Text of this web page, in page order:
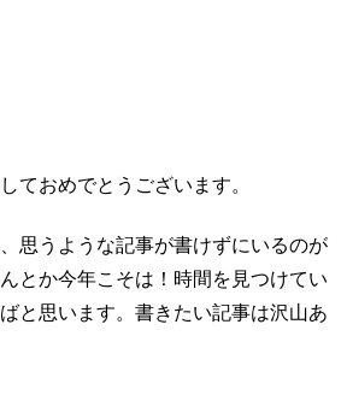
ておめでとうございます。
思うような記事が書けずにいるのが
とか今年こそは！時間を見つけてい
と思います。書きたい記事は沢山あ